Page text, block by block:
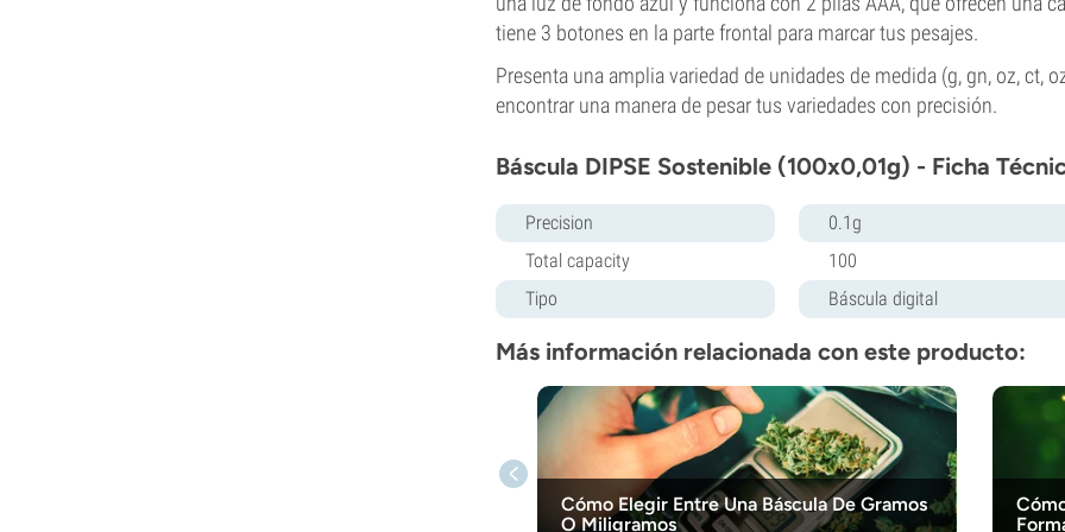
tiene 3 botones en la parte frontal para marcar tus pesajes.
Presenta una amplia variedad de unidades de medida (g, gn, oz, ct,
encontrar una manera de pesar tus variedades con precisión.
Báscula DIPSE Sostenible (100x0,01g) - Ficha
Precision
0.1g
Total capacity
100
Tipo
Báscula digital
Más información relacionada con este producto:
Cómo Elegir Entre Una Báscula De Gramos
O Miligramos